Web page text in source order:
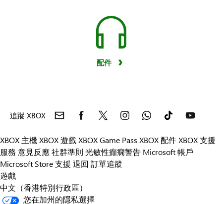
配件
追蹤 XBOX
XBOX 主機XBOX 遊戲XBOX Game Pass XBOX 配件XBOX 支援
服務 意見反應社群準則 光敏性癲癇警告 Microsoft 帳戶
Microsoft Store 支援 退回 訂單追蹤
遊戲
中文（香港特別行政區）
您在加州的隱私選擇